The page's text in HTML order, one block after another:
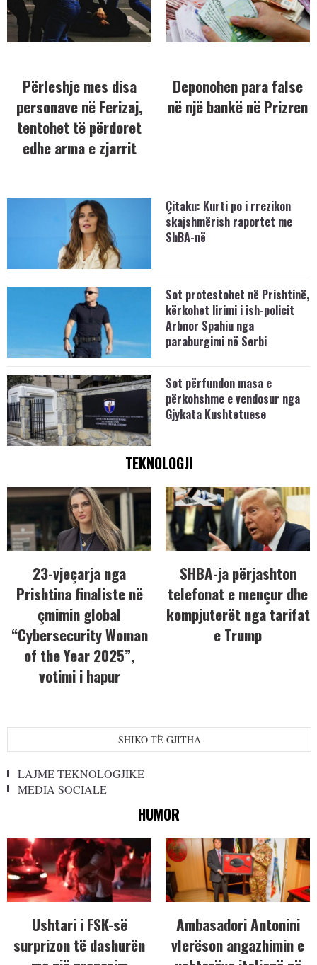
Përleshje mes disa
personave në Ferizaj,
tentohet të përdoret
edhe arma e zjarrit
Deponohen para false
në një bankë në Prizren
Çitaku: Kurti po i rrezikon
skajshmërish raportet me
ShBA-në
Sot protestohet në Prishtinë,
kërkohet lirimi i ish-policit
Arbnor Spahiu nga
paraburgimi në Serbi
Sot përfundon masa e
përkohshme e vendosur nga
Gjykata Kushtetuese
TEKNOLOGJI
23-vjeçarja nga
Prishtina finaliste në
çmimin global
“Cybersecurity Woman
of the Year 2025”,
votimi i hapur
SHBA-ja përjashton
telefonat e mençur dhe
kompjuterët nga tarifat
e Trump
SHIKO TË GJITHA
LAJME TEKNOLOGJIKE
MEDIA SOCIALE
HUMOR
Ushtari i FSK-së
surprizon të dashurën
Ambasadori Antonini
vlerëson angazhimin e